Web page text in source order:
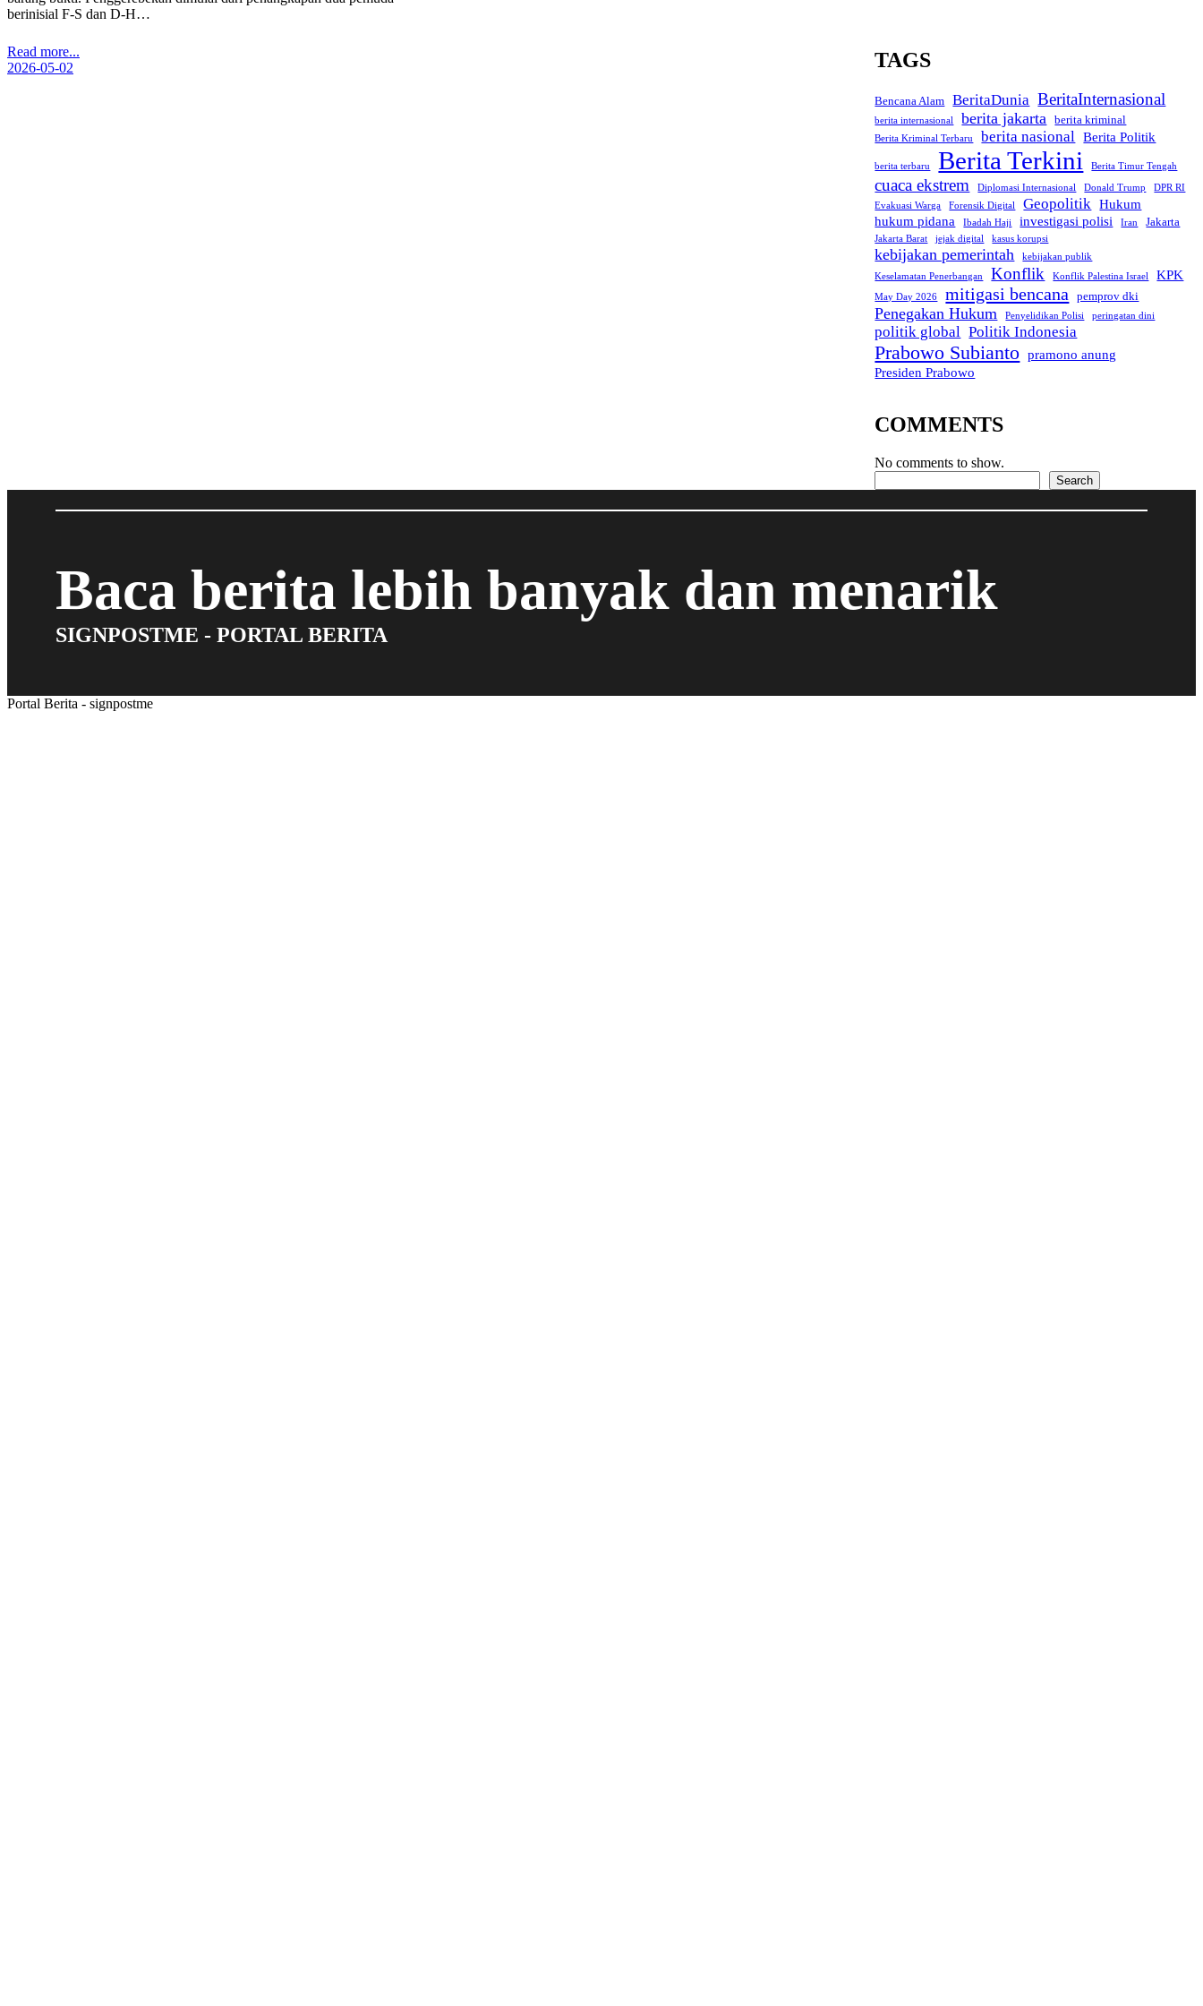
berinisial F-S dan D-H…
Read more...
2026-05-02
TAGS
Bencana Alam BeritaDunia BeritaInternasional
berita internasional berita jakarta berita kriminal
Berita Kriminal Terbaru berita nasional Berita Politik
berita terbaru Berita Terkini Berita Timur Tengah
cuaca ekstrem Diplomasi Internasional Donald Trump
DPR RI
Evakuasi Warga
Forensik Digital Geopolitik Hukum
hukum pidana
Ibadah Haji investigasi polisi Iran Jakarta
Jakarta Barat jejak digital kasus korupsi
kebijakan pemerintah
kebijakan publik
Keselamatan Penerbangan
Konflik Konflik Palestina Israel KPK
May Day 2026 mitigasi bencana pemprov dki
Penegakan Hukum Penyelidikan Polisi peringatan dini
politik global Politik Indonesia
Prabowo Subianto pramono anung
Presiden Prabowo
COMMENTS
No comments to show.
Search
Baca berita lebih banyak dan menarik
SIGNPOSTME - PORTAL BERITA
Portal Berita - signpostme